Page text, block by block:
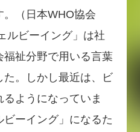
。（日本WHO協会
ビーイング」は社
祉分野で用いる言葉
た。しかし最近は、ビ
ようになっていま
ーイング」になるた